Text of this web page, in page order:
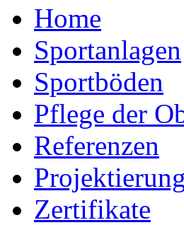
Home
Sportanlagen
Sportböden
Pflege der
Referenzen
Projektierung
Zertifikate